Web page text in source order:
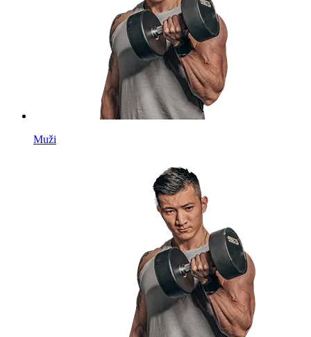
Muži